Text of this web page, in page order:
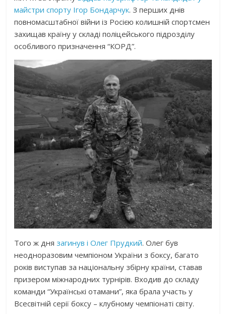
майстри спорту Ігор Бондарчук. З перших днів
повномасштабної війни із Росією колишній спортсмен
захищав країну у складі поліцейського підрозділу
особливого призначення “КОРД”.
Того ж днязагинув і Олег Прудкий. Олег був
неодноразовим чемпіоном України з боксу, багато
років виступав за національну збірну країни, ставав
призером міжнародних турнірів. Входив до складу
команди “Українські отамани”, яка брала участь у
Всесвітній серії боксу – клубному чемпіонаті світу.